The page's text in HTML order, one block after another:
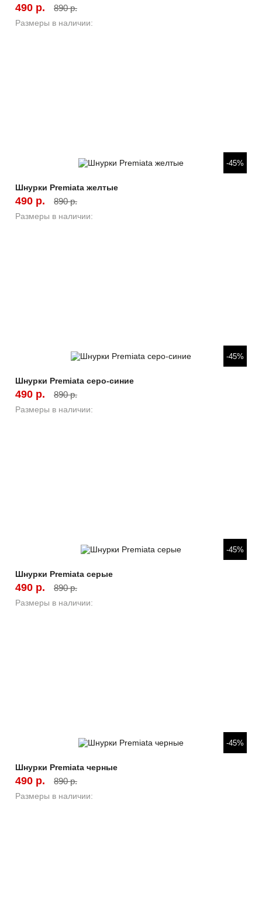
490 р. 890 р.
Размеры в наличии:
Быстрый просмотр -45%
Шнурки Premiata желтые
490 р. 890 р.
Размеры в наличии:
Быстрый просмотр -45%
Шнурки Premiata серо-синие
490 р. 890 р.
Размеры в наличии:
Быстрый просмотр -45%
Шнурки Premiata серые
490 р. 890 р.
Размеры в наличии:
Быстрый просмотр -45%
Шнурки Premiata черные
490 р. 890 р.
Размеры в наличии: